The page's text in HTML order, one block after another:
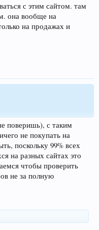
с этим сайтом. там
она вообще на
на продажах и
поверишь), с таким
не покупать на
поскольку 99% всех
на разных сайтах это
чтобы проверить
не за полную